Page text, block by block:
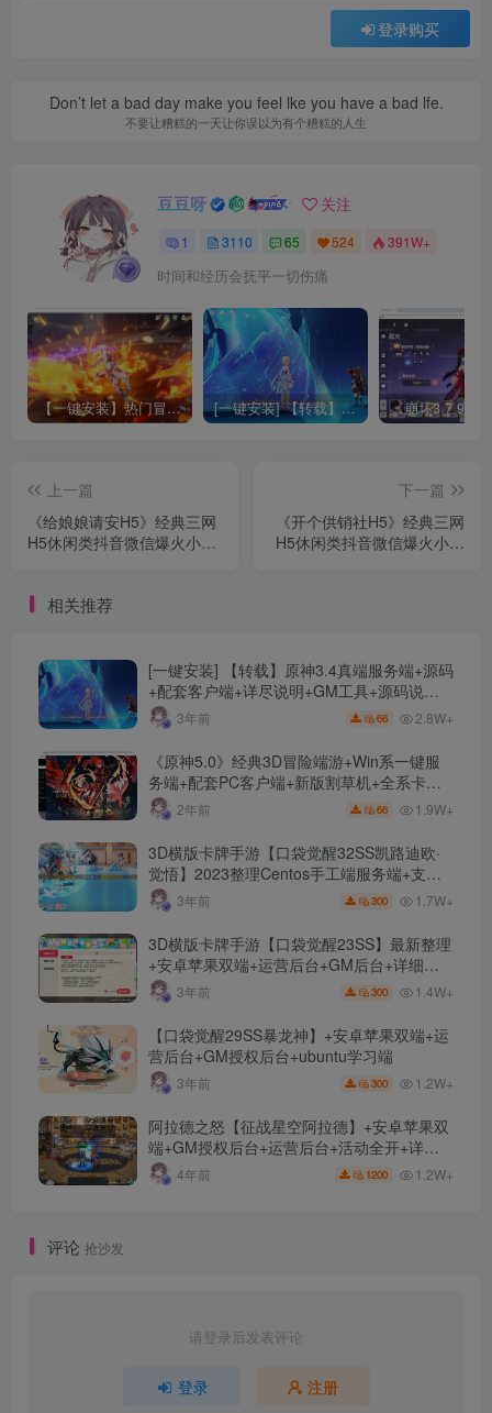
登录购买
Don’t let a bad day make you feel lke you have a bad lfe.
不要让糟糕的一天让你误以为有个糟糕的人生
豆豆呀 关注
1 3110 65 524 391W+
时间和经历会抚平一切伤痛
【一键安装】热门冒险策略类游戏崩坏：星穹铁道全新2.3版本一键端+一键代理+一键启动+免虚拟机 [一键安装] 【转载】原神3.4真端服务端+源码+配套客户端+详尽说明+GM工具+源码说明文件
上一篇
《给娘娘请安H5》经典三网
H5休闲类抖音微信爆火小游
下一篇
《开个供销社H5》经典三网
H5休闲类抖音微信爆火小游
相关推荐
[一键安装] 【转载】原神3.4真端服务端+源码
+配套客户端+详尽说明+GM工具+源码说明
文件3年前 66 2.8W+
《原神5.0》经典3D冒险端游+Win系一键服
务端+配套PC客户端+新版割草机+全系卡池
文件2年前 66 1.9W+
3D横版卡牌手游【口袋觉醒32SS凯路迪欧·
觉悟】2023整理Centos手工端服务端+支付
对接+安卓苹果双端+运营后台+GM授权后台
+代理后台
3年前 300 1.7W+
3D横版卡牌手游【口袋觉醒23SS】最新整理
+安卓苹果双端+运营后台+GM后台+详细搭
建教程3年前 300 1.4W+
【口袋觉醒29SS暴龙神】+安卓苹果双端+运
营后台+GM授权后台+ubuntu学习端
3年前 300 1.2W+
阿拉德之怒【征战星空阿拉德】+安卓苹果双
端+GM授权后台+运营后台+活动全开+详细
教程 4年前 1200 1.2W+
评论 抢沙发
请登录后发表评论
登录 注册